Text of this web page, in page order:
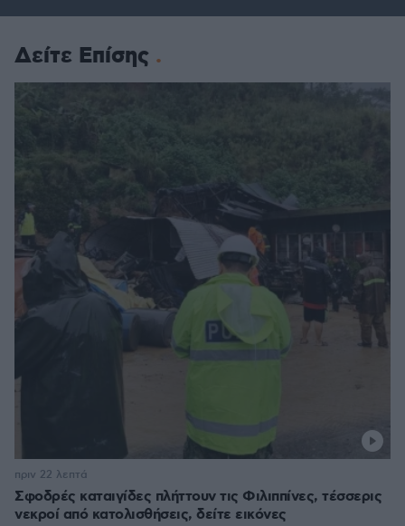
Δείτε Επίσης
Σφοδρές καταιγίδες πλήττουν τις Φιλιππίνες, τέσσερις
νεκροί από κατολισθήσεις, δείτε εικόνες
πριν 22 λεπτά